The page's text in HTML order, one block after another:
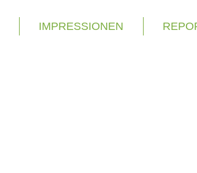
IMPRESSIONEN